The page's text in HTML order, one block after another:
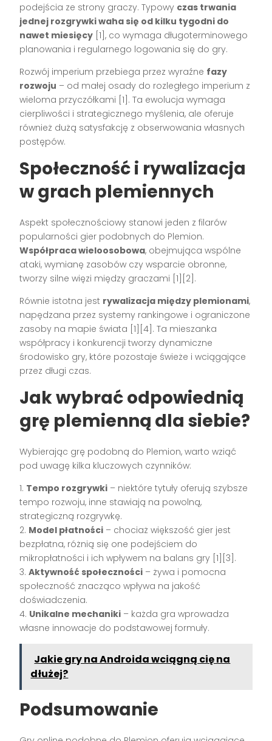
podejścia ze strony graczy. Typowy czas trwania
jednej rozgrywki waha się od kilku tygodni do
nawet miesięcy [1], co wymaga długoterminowego
planowania i regularnego logowania się do gry.
Rozwój imperium przebiega przez wyraźne fazy
rozwoju – od małej osady do rozległego imperium z
wieloma przyczółkami [1]. Ta ewolucja wymaga
cierpliwości i strategicznego myślenia, ale oferuje
również dużą satysfakcję z obserwowania własnych
postępów.
Społeczność i rywalizacja
w grach plemiennych
Aspekt społecznościowy stanowi jeden z filarów
popularności gier podobnych do Plemion.
Współpraca wieloosobowa, obejmująca wspólne
ataki, wymianę zasobów czy wsparcie obronne,
tworzy silne więzi między graczami [1][2].
Równie istotna jest rywalizacja między plemionami,
napędzana przez systemy rankingowe i ograniczone
zasoby na mapie świata [1][4]. Ta mieszanka
współpracy i konkurencji tworzy dynamiczne
środowisko gry, które pozostaje świeże i wciągające
przez długi czas.
Jak wybrać odpowiednią
grę plemienną dla siebie?
Wybierając grę podobną do Plemion, warto wziąć
pod uwagę kilka kluczowych czynników:
1. Tempo rozgrywki – niektóre tytuły oferują szybsze
tempo rozwoju, inne stawiają na powolną,
strategiczną rozgrywkę.
2. Model płatności – chociaż większość gier jest
bezpłatna, różnią się one podejściem do
mikropłatności i ich wpływem na balans gry [1][3].
3.Aktywność społeczności – żywa i pomocna
społeczność znacząco wpływa na jakość
doświadczenia.
4. Unikalne mechaniki – każda gra wprowadza
własne innowacje do podstawowej formuły.
Jakie gry na Androida wciągną cię na
dłużej?
Podsumowanie